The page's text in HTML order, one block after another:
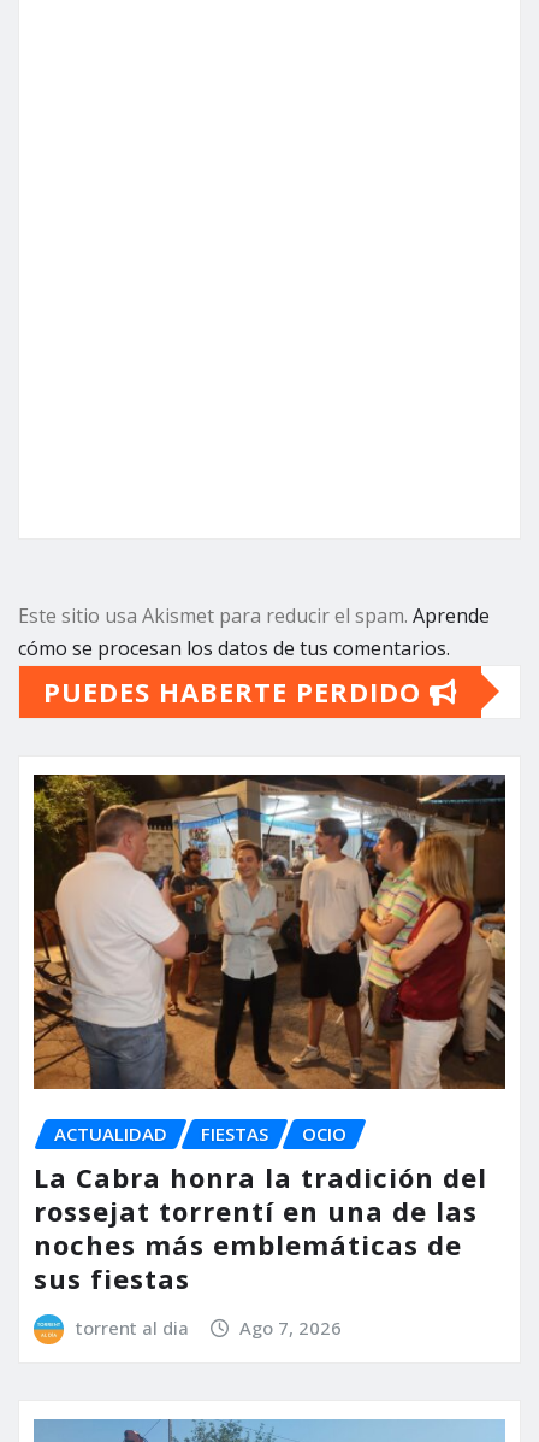
Este sitio usa Akismet para reducir el spam. Aprende
cómo se procesan los datos de tus comentarios.
PUEDES HABERTE PERDIDO
ACTUALIDAD FIESTAS OCIO
La Cabra honra la tradición del
rossejat torrentí en una de las
noches más emblemáticas de
sus fiestas
torrent al dia Ago 7, 2026